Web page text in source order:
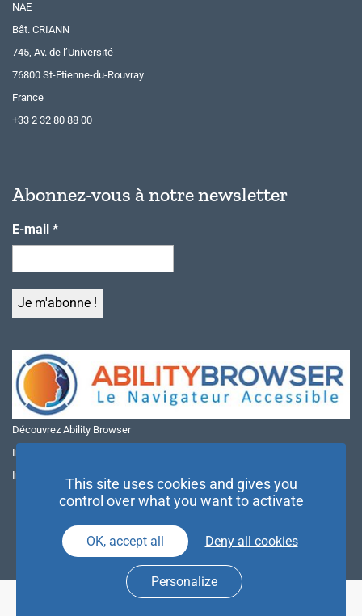
NAE
Bât. CRIANN
745, Av. de l’Université
76800 St-Etienne-du-Rouvray
France
+33 2 32 80 88 00
Abonnez-vous à notre newsletter
E-mail *
Découvrez Ability Browser
Installer Ability Browser sur Windows
Installer Ability Browser sur Mac
This site uses cookies and gives you
control over what you want to activate
OK, accept all Deny all cookies
Personalize